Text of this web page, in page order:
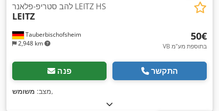
Tauberbischofsheim
2,948 km
להב סטריפ-פלאנר LEITZ HS
LEITZ
‏50 ‏€
VB בתוספת מע"מ
פנה התקשר
מצב: משומש ,